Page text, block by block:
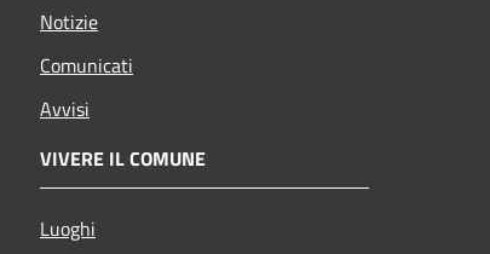
Notizie
Comunicati
Avvisi
VIVERE IL COMUNE
Luoghi